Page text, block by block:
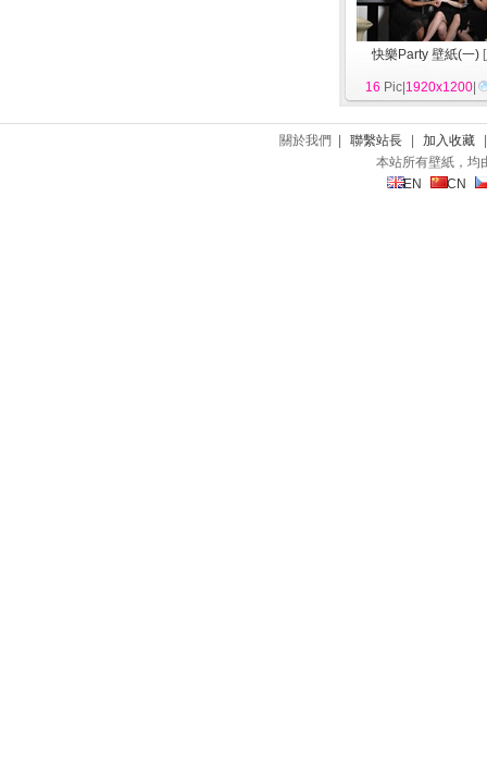
快樂Party 壁紙(一) [
16 Pic| 1920x1200
關於我們 | 聯繫站長 加入收藏
本站所有壁紙，均
EN
CN